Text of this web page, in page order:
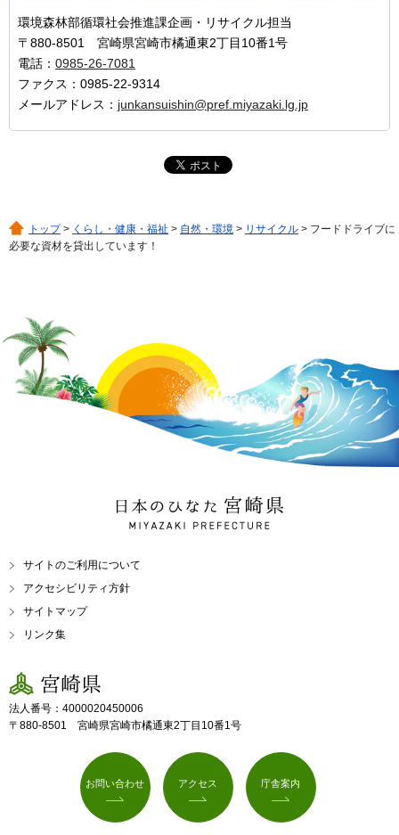
環境森林部循環社会推進課企画・リサイクル担当
〒880-8501 宮崎県宮崎市橘通東2丁目10番1号
電話： 0985-26-7081
ファクス：0985-22-9314
メールアドレス： junkansuishin@pref.miyazaki.lg.jp
トップ> くらし・健康・福祉 > 自然・環境 > リサイクル > フードドライブに
必要な資材を貸出しています！
日本のひなた 宮崎県
MIYAZAKI PREFECTURE
サイトのご利用について
アクセシビリティ方針
サイトマップ
リンク集
宮崎県
法人番号：4000020450006
〒880-8501 宮崎県宮崎市橘通東2丁目10番1号
お問い合わせ アクセス 庁舎案内